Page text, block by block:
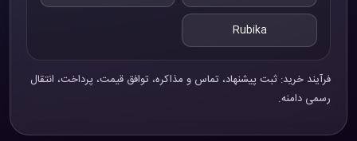
Rubika
فرآیند خرید: ثبت پیشنهاد، تماس و مذاکره، توافق قیمت، پرداخت، انتقال
رسمی دامنه.